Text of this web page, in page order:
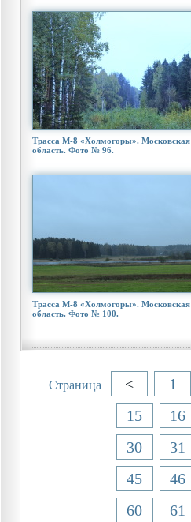
Трасса М-8 «Холмогоры». Московская
область. Фото № 96.
Трасса М-8 «Холмогоры». Московская
область. Фото № 100.
Страница < 1
15
16
30
31
45
46
60
61